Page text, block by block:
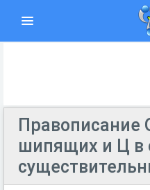
Правописание
шипящих и Ц в